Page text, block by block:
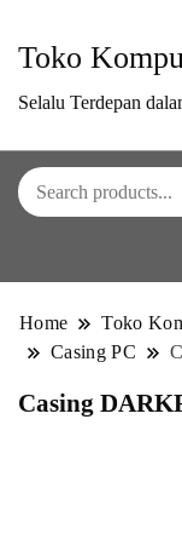
Toko
Selalu Terdepan
Home Toko
Casing PC
Casing